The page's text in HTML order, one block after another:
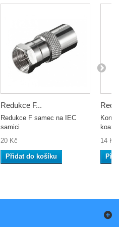
Redukce F...
Redukce F samec na IEC
samici
20 Kč
Přidat do košíku
14 Kč